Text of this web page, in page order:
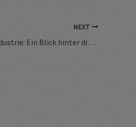
NEXT
Innovationen und Trends in der Slot-Industrie: Ein Blick hinter die Kulissen